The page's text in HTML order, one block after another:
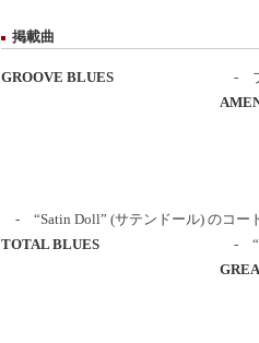
掲載曲
GROOVE BLUES
- ブ
- “Satin Doll” (サテンドール) のコー
TOTAL BLUES
-